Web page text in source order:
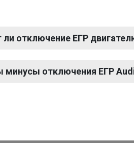
ли отключение ЕГР
минусы отключения ЕГР